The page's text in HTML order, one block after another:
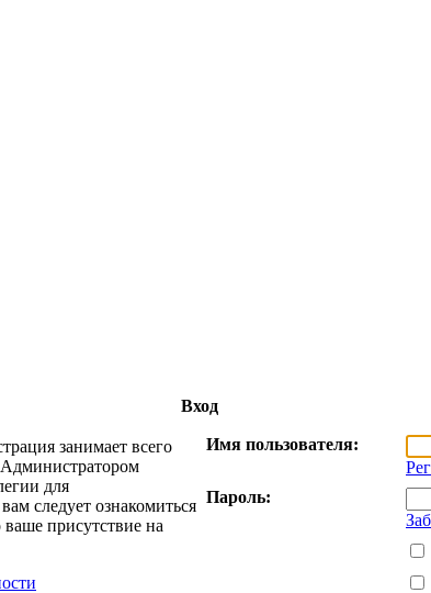
Вход
занимает всего
Администратором
для
следует ознакомиться
присутствие на
Имя пользователя:
Пароль: